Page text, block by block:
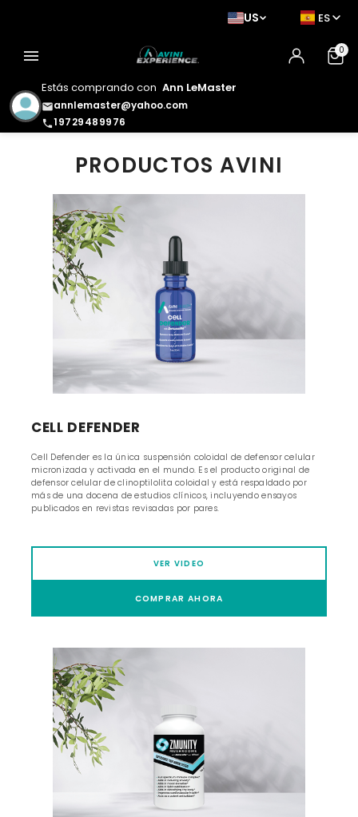
Estás comprando con Ann LeMaster
emailannlemaster@yahoo.com
phone19729489976
US ES
menu 0
PRODUCTOS AVINI
CELL DEFENDER
Cell Defender es la única suspensión coloidal de defensor celular
micronizada y activada en el mundo. Es el producto original de
defensor celular de clinoptilolita coloidal y está respaldado por
más de una docena de estudios clínicos, incluyendo ensayos
publicados en revistas revisadas por pares.
VER VIDEO
COMPRAR AHORA